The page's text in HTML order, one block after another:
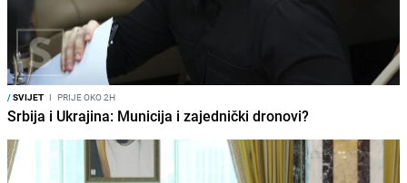
/SVIJET I PRIJE OKO 2H
Srbija i Ukrajina: Municija i zajednički dronovi?